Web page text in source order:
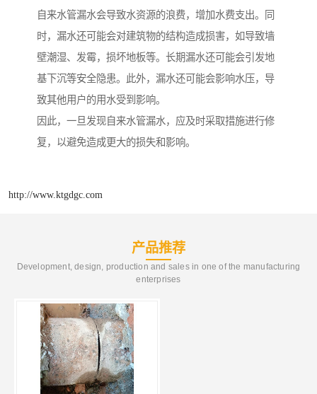
自来水管漏水会导致水资源的浪费，增加水费支出。同
时，漏水还可能会对建筑物的结构造成损害，如导致墙
壁潮湿、发霉，损坏地板等。长期漏水还可能会引发地
基下沉等安全隐患。此外，漏水还可能会影响水压，导
致其他用户的用水受到影响。
因此，一旦发现自来水管漏水，应及时采取措施进行修
复，以避免造成更大的损失和影响。
http://www.ktgdgc.com
产品推荐
Development, design, production and sales in one of the manufacturing
enterprises